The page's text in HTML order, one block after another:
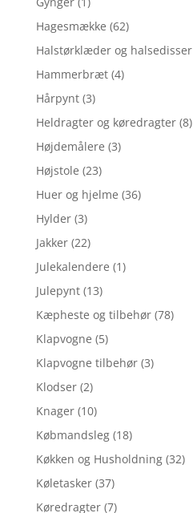
Hagesmække (62)
Halstørklæder og halsedisser
Hammerbræt (4)
Hårpynt (3)
Heldragter og køredragter (8)
Højdemålere (3)
Højstole (23)
Huer og hjelme (36)
Hylder (3)
Jakker (22)
Julekalendere (1)
Julepynt (13)
Kæpheste og tilbehør (78)
Klapvogne (5)
Klapvogne tilbehør (3)
Klodser (2)
Knager (10)
Købmandsleg (18)
Køkken og Husholdning (32)
Køletasker (37)
Køredragter (7)